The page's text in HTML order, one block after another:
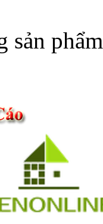
phẩm